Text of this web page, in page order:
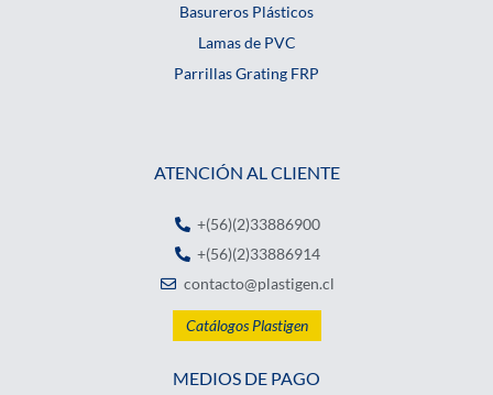
Basureros Plásticos
Lamas de PVC
Parrillas Grating FRP
ATENCIÓN AL CLIENTE
+(56)(2)33886900
+(56)(2)33886914
contacto@plastigen.cl
Catálogos Plastigen
MEDIOS DE PAGO